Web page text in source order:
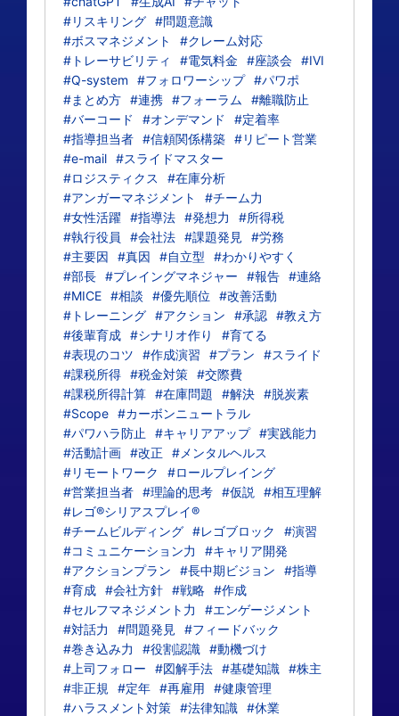
#リスキリング #問題意識
#ボスマネジメント
#クレーム対応
#トレーサビリティ
#電気料金 #座談会 #IVI
#Q-system
#フォロワーシップ #パワポ
#まとめ方 #連携 #フォーラム
#離職防止
#バーコード
#オンデマンド
#定着率
#指導担当者 #信頼関係構築 #リピート営業
#e-mail #スライドマスター
#ロジスティクス
#在庫分析
#アンガーマネジメント
#チーム力
#女性活躍 #指導法 #発想力
#所得税
#執行役員
#会社法 #課題発見
#労務
#主要因
#真因 #自立型
#わかりやすく
#部長 #プレイングマネジャー #報告 #連絡
#MICE #相談 #優先順位
#改善活動
#トレーニング #アクション #承認 #教え方
#後輩育成 #シナリオ作り
#育てる
#表現のコツ
#作成演習 #プラン
#スライド
#課税所得 #税金対策 #交際費
#課税所得計算 #在庫問題 #解決 #脱炭素
#Scope #カーボンニュートラル
#パワハラ防止
#キャリアアップ #実践能力
#活動計画 #改正
#メンタルヘルス
#リモートワーク
#ロールプレイング
#営業担当者 #理論的思考 #仮説
#相互理解
#レゴ®シリアスプレイ®
#チームビルディング #レゴブロック
#演習
#コミュニケーション力
#キャリア開発
#アクションプラン
#長中期ビジョン
#指導
#育成 #会社方針 #戦略 #作成
#セルフマネジメント力
#エンゲージメント
#対話力
#問題発見
#フィードバック
#巻き込み力
#役割認識 #動機づけ
#上司フォロー
#図解手法 #基礎知識 #株主
#非正規
#定年 #再雇用
#健康管理
#ハラスメント対策 #法律知識 #休業